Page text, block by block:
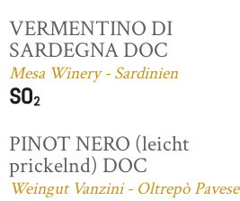
VERMENTINO DI
SARDEGNA DOC
Mesa Winery - Sardinien
PINOT NERO (leicht
prickelnd) DOC
Weingut Vanzini - Oltrepò Pavese